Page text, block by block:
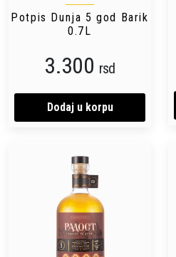
Potpis Dunja 5 god Barik
0.7L
3.300 rsd
Dodaj u korpu